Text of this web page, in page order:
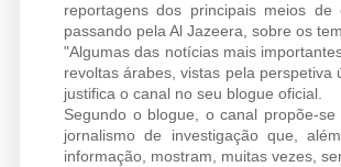
reportagens dos principais meios
passando pela Al Jazeera, sobre os
"Algumas das notícias mais
revoltas árabes, vistas pela
justifica o canal no seu blogue oficial.
Segundo o blogue, o canal propõe-
jornalismo de investigação que,
informação, mostram, muitas vezes,